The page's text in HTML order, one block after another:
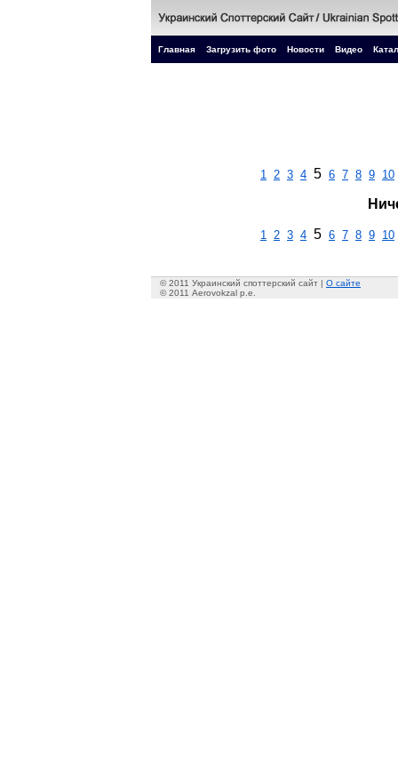
Главная Загрузить фото Новости Видео
1 2 3 4 5 6 7 8 9 10
1 2 3 4 5 6 7 8 9 10
© 2011 Украинский споттерский сайт | О сайте
© 2011 Aerovokzal p.e.